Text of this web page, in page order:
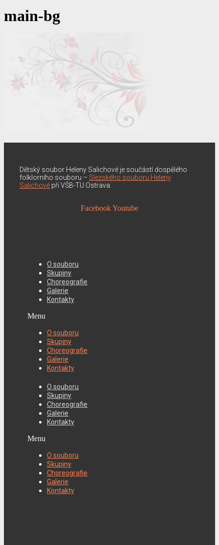
main-bg
Dětský soubor Heleny Salichové je součástí dospělého
folklorního souboru – Slezského souboru Heleny
Salichové při VŠB-TU Ostrava.
FacebookYoutube
O souboru
Skupiny
Choreografie
Galerie
Kontakty
Menu
O souboru
Skupiny
Choreografie
Galerie
Kontakty
O souboru
Skupiny
Choreografie
Galerie
Kontakty
Menu
O souboru
Skupiny
Choreografie
Galerie
Kontakty